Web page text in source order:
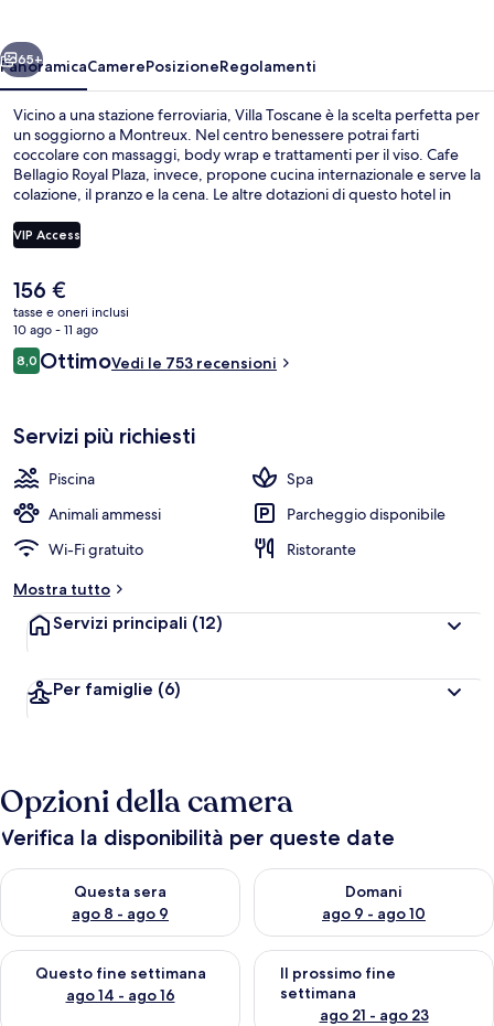
Avanti
65+
PanoramicaCamerePosizioneRegolamenti
Vicino a una stazione ferroviaria, Villa Toscane è la scelta perfetta per
un soggiorno a Montreux. Nel centro benessere potrai farti
coccolare con massaggi, body wrap e trattamenti per il viso. Cafe
Bellagio Royal Plaza, invece, propone cucina internazionale e serve la
colazione, il pranzo e la cena. Le altre dotazioni di questo hotel in
palestra. I viaggiatori apprezzano il personale gentile e le condizioni
generali del posto.
VIP Access
Il
prezzo
attuale
è
156 €
156 €
tasse e oneri inclusi
10 ago - 11 ago
Recensioni
8,08,0 su 10
OttimoVedi le 753 recensioni
Servizi più richiesti
Piscina
Spa
Animali ammessi
Parcheggio disponibile
Wi-Fi gratuito
Ristorante
Mostra tutto
Servizi principali (12)
Per famiglie (6)
Opzioni della camera
Verifica la disponibilità per queste date
Questa sera
ago 8 - ago 9
Verifica la disponibilità per questa sera, ago 8 - ago 9
Domani
ago 9 - ago 10
Verifica la disponibilità per
Questo fine settimana
ago 14 - ago 16
Verifica la disponibilità per questo fine settimana, ago 14 -
Il prossimo fine
settimana
ago 21 - ago 23
Verifica la disponibilità per il